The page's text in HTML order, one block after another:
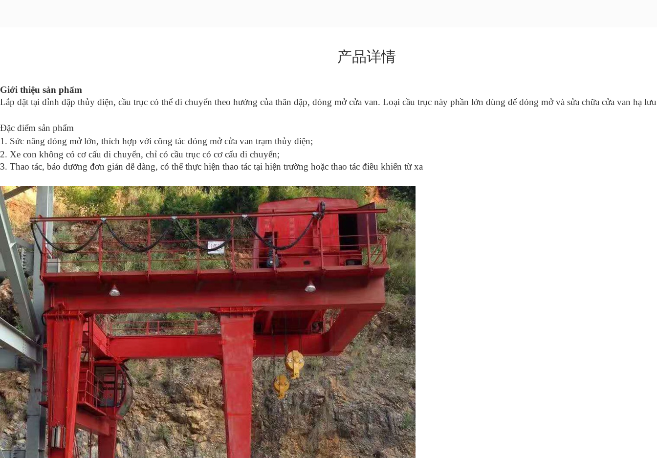
产品详情
Giới thiệu sản phẩm
Lắp đặt tại đỉnh đập thủy điện, cầu trục có thể di chuyển theo hướng của thân đập, đóng mở cửa van. Loại cầu trục này phần lớn dùng để đóng mở và sửa chữa cửa van hạ
Đặc điểm sản phẩm
1. Sức nâng đóng mở lớn, thích hợp với công tác đóng mở cửa van trạm thủy điện;
2. Xe con không có cơ cấu di chuyển, chỉ có cầu trục có cơ cấu di chuyển;
3. Thao tác, bảo dưỡng đơn giản dễ dàng, có thể thực hiện thao tác tại hiện trường hoặc thao tác điều khiển từ xa